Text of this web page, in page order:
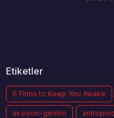
Etiketler
6 Films to Keep You Awake
aksiyon-gerilim